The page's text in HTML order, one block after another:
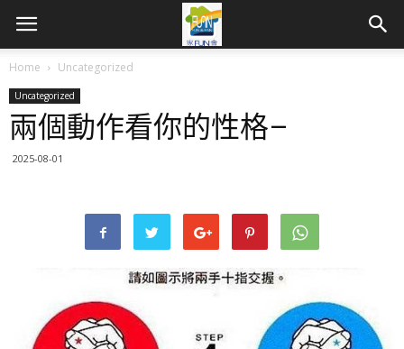
Home Uncategorized
Uncategorized
兩個動作看你的性格–
2025-08-01